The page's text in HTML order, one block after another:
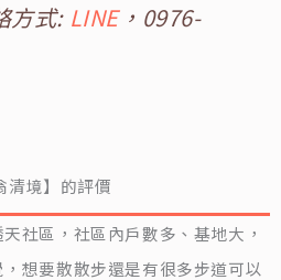
方式: LINE，0976-
清境】的評價
社區，社區內戶數多、基地大，
想要散散步還是有很多步道可以